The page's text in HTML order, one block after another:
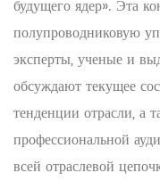
будущего ядер». Эта
полупроводниковую
эксперты, ученые и
обсуждают текущее
тенденции отрасли, а
профессиональной
всей отраслевой